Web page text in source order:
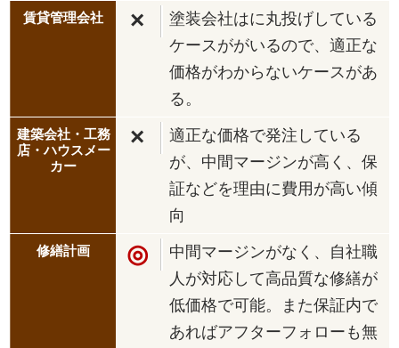
×
塗装会社はに丸投げしている
ケースががいるので、適正な
価格がわからないケースがあ
る。
×
適正な価格で発注している
が、中間マージンが高く、保
証などを理由に費用が高い傾
向
◎
中間マージンがなく、自社職
人が対応して高品質な修繕が
低価格で可能。また保証内で
あればアフターフォローも無